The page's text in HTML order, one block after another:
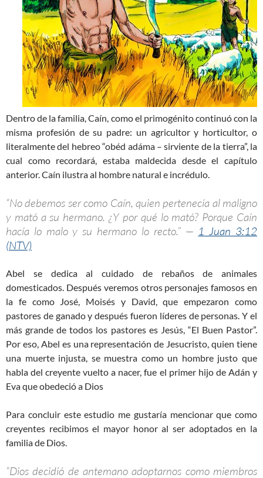
Dentro de la familia, Caín, como el primogénito continuó con la
misma profesión de su padre: un agricultor y horticultor, o
literalmente del hebreo “obéd adáma – sirviente de la tierra”, la
cual como recordará, estaba maldecida desde el capítulo
anterior. Caín ilustra al hombre natural e incrédulo.
“No debemos ser como Caín, quien pertenecía al maligno
y mató a su hermano. ¿Y por qué lo mató? Porque Caín
hacía lo malo y su hermano lo recto.” — 1 Juan 3:12
(NTV)
Abel se dedica al cuidado de rebaños de animales
domesticados. Después veremos otros personajes famosos en
la fe como José, Moisés y David, que empezaron como
pastores de ganado y después fueron líderes de personas. Y el
más grande de todos los pastores es Jesús, “El Buen Pastor”.
Por eso, Abel es una representación de Jesucristo, quien tiene
una muerte injusta, se muestra como un hombre justo que
habla del creyente vuelto a nacer, fue el primer hijo de Adán y
Eva que obedeció a Dios
Para concluir este estudio me gustaría mencionar que como
creyentes recibimos el mayor honor al ser adoptados en la
familia de Dios.
“Dios decidió de antemano adoptarnos como miembros